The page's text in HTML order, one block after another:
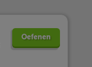
Oefenen